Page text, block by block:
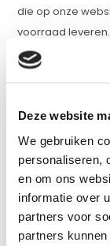
Deze website
We gebruiken
personaliseren,
en om ons
informatie over
partners voor
partners
die op onze
voorraad
voorraad status
naast bijna alle
verschillende
statieven,
laserbrillen
webshop staan